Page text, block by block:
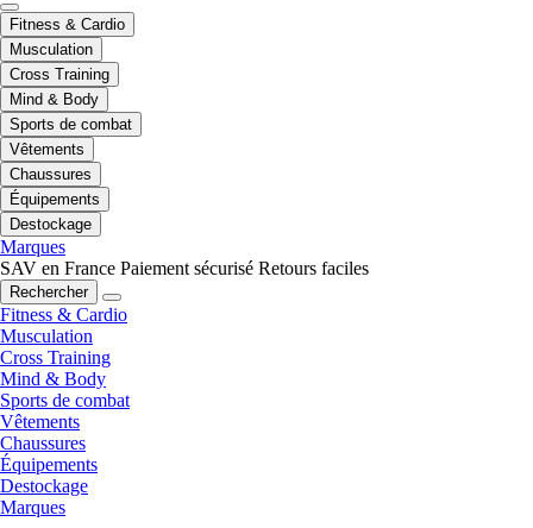
Fitness & Cardio
Musculation
Cross Training
Mind & Body
Sports de combat
Vêtements
Chaussures
Équipements
Destockage
Marques
SAV en France Paiement sécurisé Retours faciles
Rechercher
Fitness & Cardio
Musculation
Cross Training
Mind & Body
Sports de combat
Vêtements
Chaussures
Équipements
Destockage
Marques